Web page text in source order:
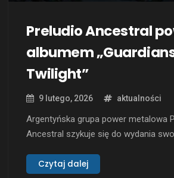
Preludio Ancestral
albumem
Twilight”
9 lutego, 2026 aktualności
Argentyńska grupa power metalowa
Ancestral szykuje się do wydania
zapowiedziana na 14 kwietnia 2026
Czytaj dalej